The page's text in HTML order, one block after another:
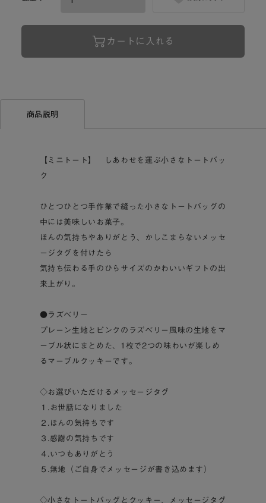
カートに入れる
商品説明
【ミニトート】 しあわせを運ぶ小さなトートバッ
ク
ひとつひとつ手作業で縫った小さなトートバッグの
中には美味しいお菓子。
ほんの気持ちやありがとう、かしこまらないメッセ
ージタグを付けたら
気持ち伝わる手のひらサイズのかわいいギフトの出
来上がり。
●ラズベリー
プレーン生地とピンクのラズベリー風味の生地をマ
ーブル状にまとめた、1枚で2つの味わいが楽しめ
るマーブルクッキーです。
◇お選びいただけるメッセージタグ
１.お世話になりました
２.ほんの気持ちです
３.感謝の気持ちです
４.いつもありがとう
５.無地（ご自身でメッセージが書き込めます）
◇小さなトートバッグとクッキー、メッセージタグ